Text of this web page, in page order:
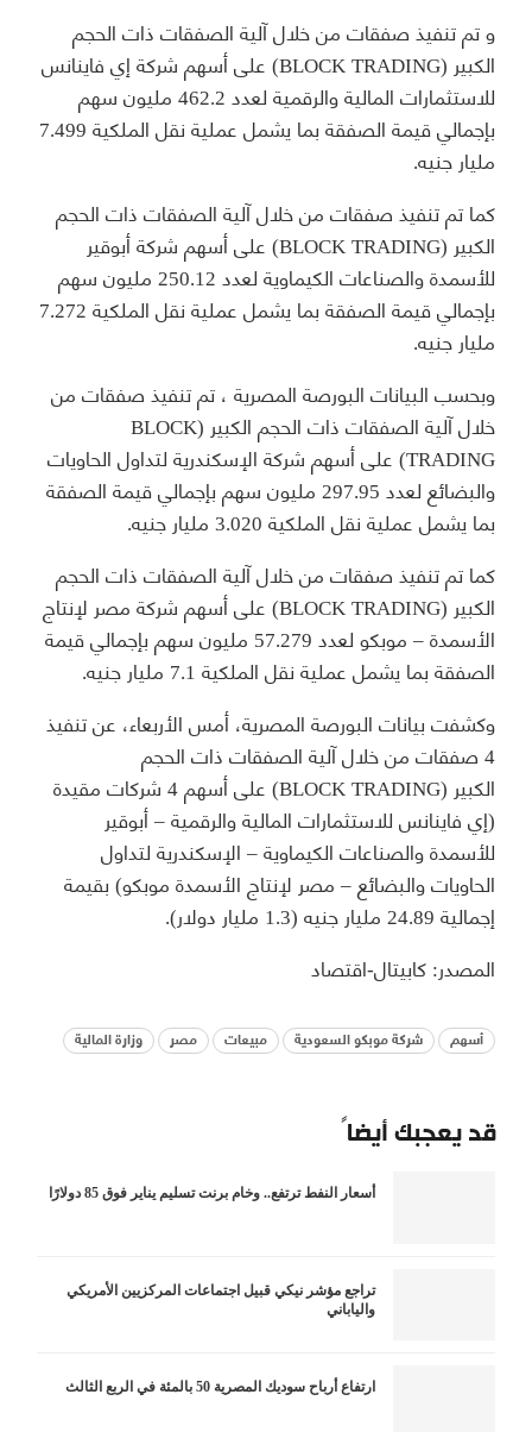
و تم تنفيذ صفقات من خلال آلية الصفقات ذات الحجم
الكبير (BLOCK TRADING) على أسهم شركة إي فاينانس
للاستثمارات المالية والرقمية لعدد 462.2 مليون سهم
بإجمالي قيمة الصفقة بما يشمل عملية نقل الملكية 7.499
مليار جنيه.
كما تم تنفيذ صفقات من خلال آلية الصفقات ذات الحجم
الكبير (BLOCK TRADING) على أسهم شركة أبوقير
للأسمدة والصناعات الكيماوية لعدد 250.12 مليون سهم
بإجمالي قيمة الصفقة بما يشمل عملية نقل الملكية 7.272
مليار جنيه.
وبحسب البيانات البورصة المصرية ، تم تنفيذ صفقات من
خلال آلية الصفقات ذات الحجم الكبير (BLOCK
TRADING) على أسهم شركة الإسكندرية لتداول الحاويات
والبضائع لعدد 297.95 مليون سهم بإجمالي قيمة الصفقة
بما يشمل عملية نقل الملكية 3.020 مليار جنيه.
كما تم تنفيذ صفقات من خلال آلية الصفقات ذات الحجم
الكبير (BLOCK TRADING) على أسهم شركة مصر لإنتاج
الأسمدة – موبكو لعدد 57.279 مليون سهم بإجمالي قيمة
الصفقة بما يشمل عملية نقل الملكية 7.1 مليار جنيه.
وكشفت بيانات البورصة المصرية، أمس الأربعاء، عن تنفيذ
4 صفقات من خلال آلية الصفقات ذات الحجم
الكبير (BLOCK TRADING) على أسهم 4 شركات مقيدة
(إي فاينانس للاستثمارات المالية والرقمية – أبوقير
للأسمدة والصناعات الكيماوية – الإسكندرية لتداول
الحاويات والبضائع – مصر لإنتاج الأسمدة موبكو) بقيمة
إجمالية 24.89 مليار جنيه (1.3 مليار دولار).
المصدر: كابيتال-اقتصاد
أسهم شركة موبكو السعودية مبيعات مصر وزارة المالية
قد يعجبك أيضاً
أسعار النفط ترتفع.. وخام برنت تسليم يناير فوق 85 دولارًا
تراجع مؤشر نيكي قبيل اجتماعات المركزيين الأمريكي
والياباني
ارتفاع أرباح سوديك المصرية 50 بالمئة في الربع الثالث